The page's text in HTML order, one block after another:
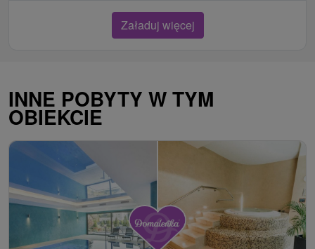
Załaduj więcej
INNE POBYTY W TYM
OBIEKCIE